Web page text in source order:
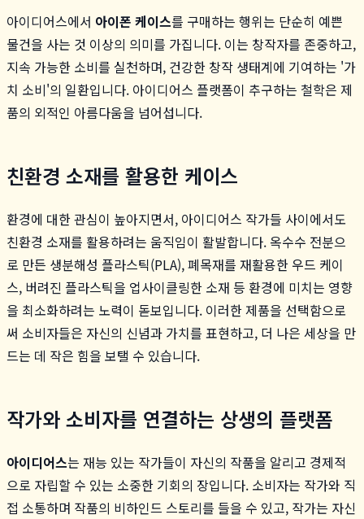
아이디어스에서 아이폰 케이스를 구매하는 행위는 단순히 예쁜
물건을 사는 것 이상의 의미를 가집니다. 이는 창작자를 존중하고,
지속 가능한 소비를 실천하며, 건강한 창작 생태계에 기여하는 '가
치 소비'의 일환입니다. 아이디어스 플랫폼이 추구하는 철학은 제
품의 외적인 아름다움을 넘어섭니다.
친환경 소재를 활용한 케이스
환경에 대한 관심이 높아지면서, 아이디어스 작가들 사이에서도
친환경 소재를 활용하려는 움직임이 활발합니다. 옥수수 전분으
로 만든 생분해성 플라스틱(PLA), 폐목재를 재활용한 우드 케이
스, 버려진 플라스틱을 업사이클링한 소재 등 환경에 미치는 영향
을 최소화하려는 노력이 돋보입니다. 이러한 제품을 선택함으로
써 소비자들은 자신의 신념과 가치를 표현하고, 더 나은 세상을 만
드는 데 작은 힘을 보탤 수 있습니다.
작가와 소비자를 연결하는 상생의 플랫폼
아이디어스는 재능 있는 작가들이 자신의 작품을 알리고 경제적
으로 자립할 수 있는 소중한 기회의 장입니다. 소비자는 작가와 직
접 소통하며 작품의 비하인드 스토리를 들을 수 있고, 작가는 자신